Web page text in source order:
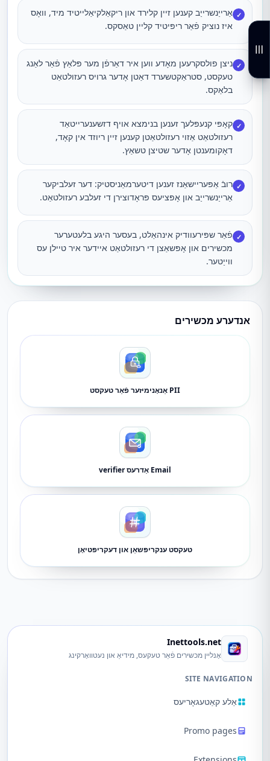
✓ אַרייַנשרייַב קענען זיין קלירד און ריקאַלקיאַלייטיד מיד, וואָס
איז נוציק פֿאַר ריפּיטיד קליין טאַסקס.
✓ ניצן פולסקרעען מאָדע ווען איר דאַרפֿן מער פּלאַץ פֿאַר לאַנג
טעקסט, סטראַקטשערד דאַטן אָדער גרויס רעזולטאַט
בלאַקס.
✓ קאָפּי קנעפּלעך זענען בנימצא אויף דזשענערייטאַד
רעזולטאַט אַזוי רעזולטאַטן קענען זיין ריוזד אין קאָד,
דאָקומענטן אָדער שטיצן טשאַץ.
✓ רובֿ אַפּעריישאַנז זענען דיטערמאַניסטיק: דער זעלביקער
אַרייַנשרייַב און אָפּציעס פּראָדוצירן די זעלבע רעזולטאַט.
✓ פֿאַר שפּירעוודיק אינהאַלט, בעסער היגע בלעטערער
מכשירים און אָפּשאַצן די רעזולטאַט איידער איר טיילן עס
ווייַטער.
אנדערע מכשירים
PII אַנאָנימיזער פֿאַר טעקסט
Email אַדרעס verifier
טעקסט ענקריפּשאַן און דעקריפּטיאָן
Inettools.net
אָנליין מכשירים פֿאַר טעקעס, מידיאַ און נעטוואָרקינג
SITE NAVIGATION
אַלע קאַטעגאָריעס
Promo pages